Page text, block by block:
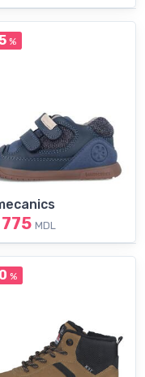
%
775 MDL
%